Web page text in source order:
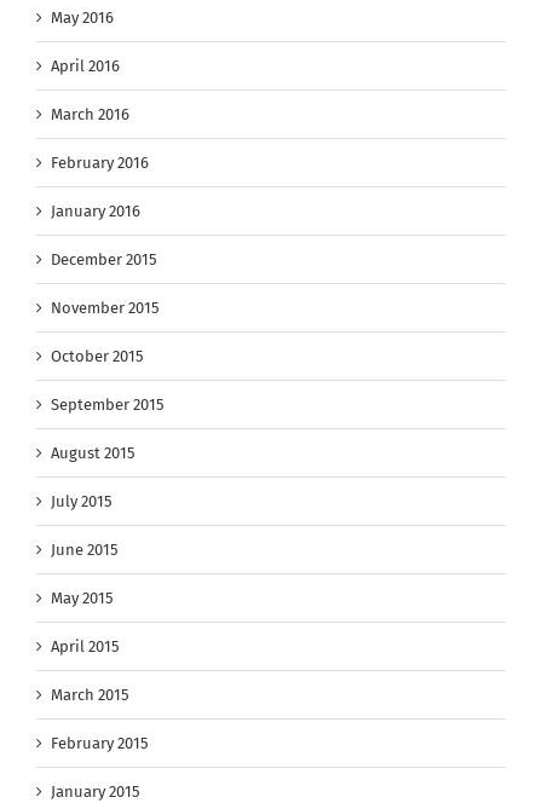
May 2016
April 2016
March 2016
February 2016
January 2016
December 2015
November 2015
October 2015
September 2015
August 2015
July 2015
June 2015
May 2015
April 2015
March 2015
February 2015
January 2015